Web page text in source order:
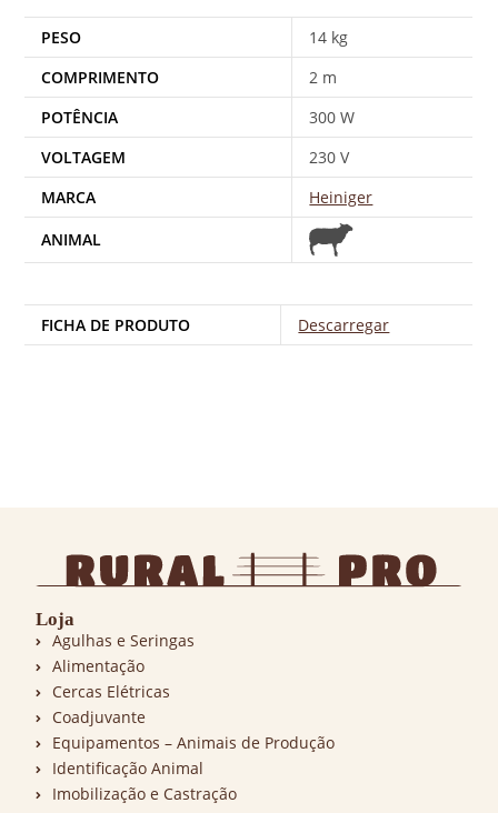
PESO
14 kg
COMPRIMENTO
2 m
POTÊNCIA
300 W
VOLTAGEM
230 V
MARCA
Heiniger
ANIMAL
FICHA DE PRODUTO Descarregar
Loja
Agulhas e Seringas
Alimentação
Cercas Elétricas
Coadjuvante
Equipamentos – Animais de Produção
Identificação Animal
Imobilização e Castração